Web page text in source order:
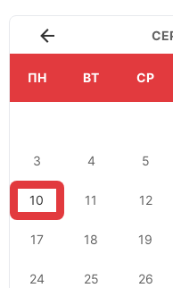
ПН ВТ СР
3 4 5
10 11 12
17 18 19
24 25 26